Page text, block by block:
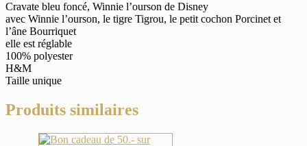
Cravate bleu foncé, Winnie l’ourson de Disney
avec Winnie l’ourson, le tigre Tigrou, le petit cochon Porcinet et
l’âne Bourriquet
elle est réglable
100% polyester
H&M
Taille unique
Produits similaires